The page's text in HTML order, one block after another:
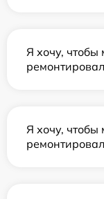
Я хочу, чтобы
Я хочу, чтобы